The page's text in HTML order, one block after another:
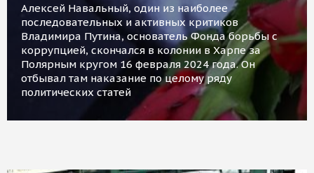
Алексей Навальный, один из наиболее
последовательных и активных критиков
Владимира Путина, основатель Фонда борьбы с
коррупцией, скончался в колонии в Харпе за
Полярным кругом 16 февраля 2024 года. Он
отбывал там наказание по целому ряду
политических статей